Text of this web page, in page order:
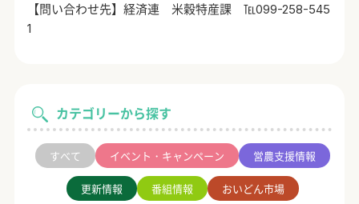
カテゴリーから探す
すべて イベント・キャンペーン 営農支援情報
更新情報 番組情報 おいどん市場
【問い合わせ先】経済連 米穀特産課 ℡099-258-545
1